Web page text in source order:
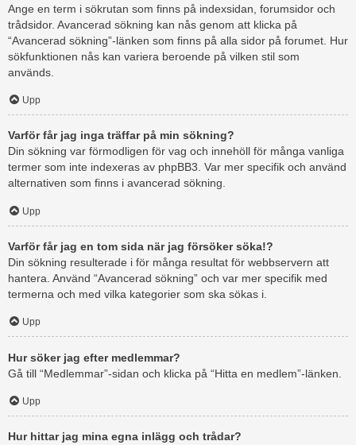
Ange en term i sökrutan som finns på indexsidan, forumsidor och
trådsidor. Avancerad sökning kan nås genom att klicka på
“Avancerad sökning”-länken som finns på alla sidor på forumet. Hur
sökfunktionen nås kan variera beroende på vilken stil som
används.
Upp
Varför får jag inga träffar på min sökning?
Din sökning var förmodligen för vag och innehöll för många vanliga
termer som inte indexeras av phpBB3. Var mer specifik och använd
alternativen som finns i avancerad sökning.
Upp
Varför får jag en tom sida när jag försöker söka!?
Din sökning resulterade i för många resultat för webbservern att
hantera. Använd “Avancerad sökning” och var mer specifik med
termerna och med vilka kategorier som ska sökas i.
Upp
Hur söker jag efter medlemmar?
Gå till “Medlemmar”-sidan och klicka på “Hitta en medlem”-länken.
Upp
Hur hittar jag mina egna inlägg och trådar?